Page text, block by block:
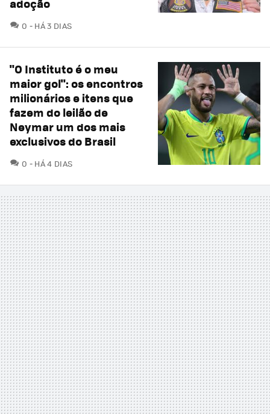
adoção
0 COMENTÁRIOS
HÁ 3 DIAS
"O Instituto é o meu
maior gol": os encontros
milionários e itens que
fazem do leilão de
Neymar um dos mais
exclusivos do Brasil
0 COMENTÁRIOS
HÁ 4 DIAS